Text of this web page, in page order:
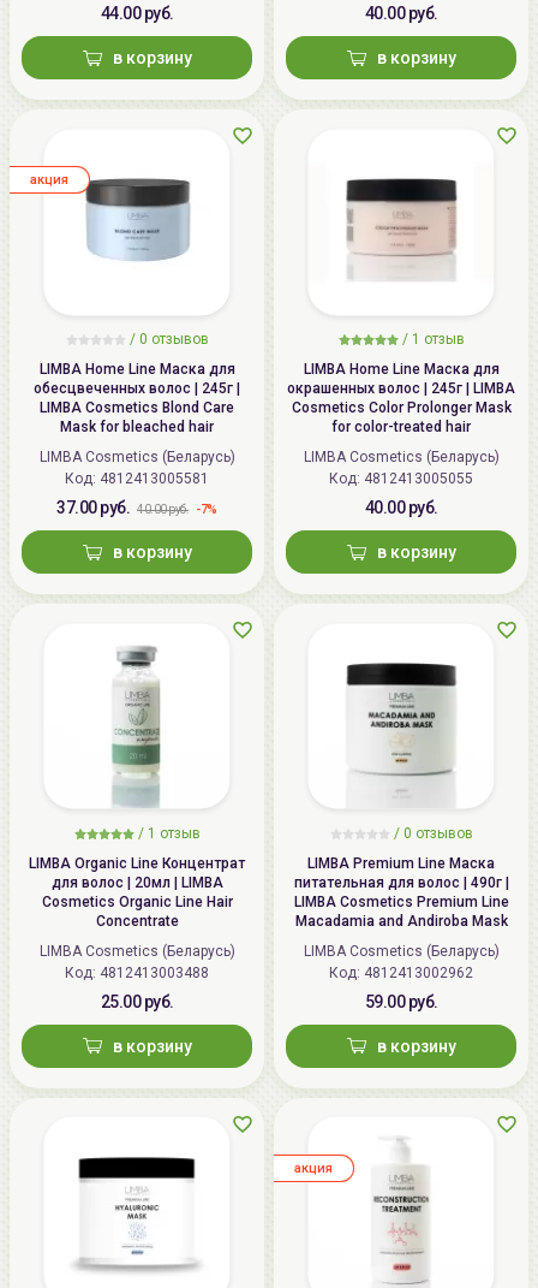
44.00 руб.
в корзину
40.00 руб.
в корзину
/ 0 отзывов
LIMBA Home Line Маска для
обесцвеченных волос | 245г |
LIMBA Cosmetics Blond Care
Mask for bleached hair
LIMBA Cosmetics (Беларусь)
Код: 4812413005581
37.00 руб. 40.00 руб. -7%
в корзину
aкция
/ 1 отзыв
LIMBA Home Line Маска для
окрашенных волос | 245г | LIMBA
Cosmetics Color Prolonger Mask
for color-treated hair
LIMBA Cosmetics (Беларусь)
Код: 4812413005055
40.00 руб.
в корзину
/ 1 отзыв
LIMBA Organic Line Концентрат
для волос | 20мл | LIMBA
Cosmetics Organic Line Hair
Concentrate
LIMBA Cosmetics (Беларусь)
Код: 4812413003488
25.00 руб.
в корзину
/ 0 отзывов
LIMBA Premium Line Маска
питательная для волос | 490г |
LIMBA Cosmetics Premium Line
Macadamia and Andiroba Mask
LIMBA Cosmetics (Беларусь)
Код: 4812413002962
59.00 руб.
в корзину
aкция